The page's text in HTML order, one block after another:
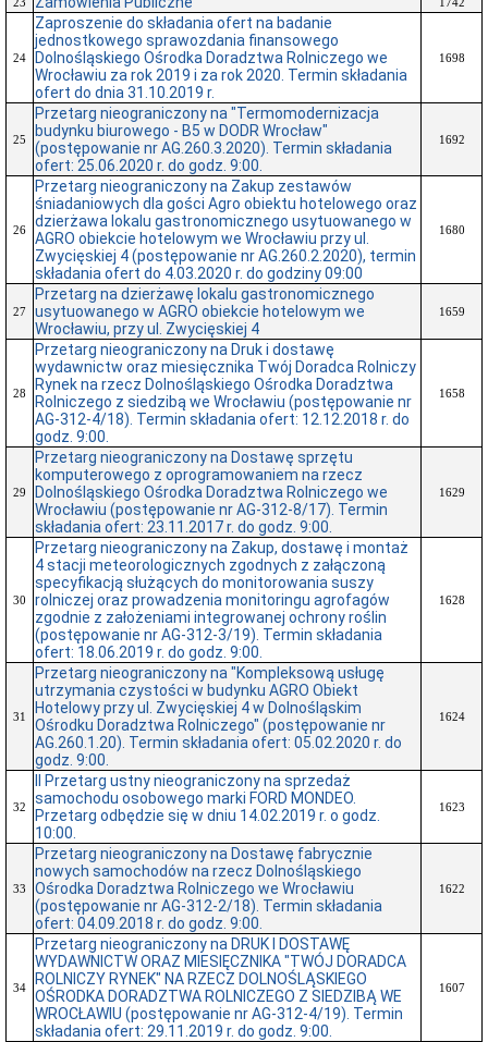
24
Zaproszenie do składania ofert na badanie
jednostkowego sprawozdania finansowego
Dolnośląskiego Ośrodka Doradztwa Rolniczego we
Wrocławiu za rok 2019 i za rok 2020. Termin składania
ofert do dnia 31.10.2019 r.
1698
25
Przetarg nieograniczony na "Termomodernizacja
budynku biurowego - B5 w DODR Wrocław"
(postępowanie nr AG.260.3.2020). Termin składania
ofert: 25.06.2020 r. do godz. 9:00.
1692
26
Przetarg nieograniczony na Zakup zestawów
śniadaniowych dla gości Agro obiektu hotelowego oraz
dzierżawa lokalu gastronomicznego usytuowanego w
AGRO obiekcie hotelowym we Wrocławiu przy ul.
Zwycięskiej 4 (postępowanie nr AG.260.2.2020), termin
składania ofert do 4.03.2020 r. do godziny 09:00
1680
27
Przetarg na dzierżawę lokalu gastronomicznego
usytuowanego w AGRO obiekcie hotelowym we
Wrocławiu, przy ul. Zwycięskiej 4
1659
28
Przetarg nieograniczony na Druk i dostawę
wydawnictw oraz miesięcznika Twój Doradca Rolniczy
Rynek na rzecz Dolnośląskiego Ośrodka Doradztwa
Rolniczego z siedzibą we Wrocławiu (postępowanie nr
AG-312-4/18). Termin składania ofert: 12.12.2018 r. do
godz. 9:00.
1658
29
Przetarg nieograniczony na Dostawę sprzętu
komputerowego z oprogramowaniem na rzecz
Dolnośląskiego Ośrodka Doradztwa Rolniczego we
Wrocławiu (postępowanie nr AG-312-8/17). Termin
składania ofert: 23.11.2017 r. do godz. 9:00.
1629
30
Przetarg nieograniczony na Zakup, dostawę i montaż
4 stacji meteorologicznych zgodnych z załączoną
specyfikacją służących do monitorowania suszy
rolniczej oraz prowadzenia monitoringu agrofagów
zgodnie z założeniami integrowanej ochrony roślin
(postępowanie nr AG-312-3/19). Termin składania
ofert: 18.06.2019 r. do godz. 9:00.
1628
31
Przetarg nieograniczony na "Kompleksową usługę
utrzymania czystości w budynku AGRO Obiekt
Hotelowy przy ul. Zwycięskiej 4 w Dolnośląskim
Ośrodku Doradztwa Rolniczego" (postępowanie nr
AG.260.1.20). Termin składania ofert: 05.02.2020 r. do
godz. 9:00.
1624
32
II Przetarg ustny nieograniczony na sprzedaż
samochodu osobowego marki FORD MONDEO.
Przetarg odbędzie się w dniu 14.02.2019 r. o godz.
10:00.
1623
33
Przetarg nieograniczony na Dostawę fabrycznie
nowych samochodów na rzecz Dolnośląskiego
Ośrodka Doradztwa Rolniczego we Wrocławiu
(postępowanie nr AG-312-2/18). Termin składania
ofert: 04.09.2018 r. do godz. 9:00.
1622
34
Przetarg nieograniczony na DRUK I DOSTAWĘ
WYDAWNICTW ORAZ MIESIĘCZNIKA "TWÓJ DORADCA
ROLNICZY RYNEK" NA RZECZ DOLNOŚLĄSKIEGO
OŚRODKA DORADZTWA ROLNICZEGO Z SIEDZIBĄ WE
WROCŁAWIU (postępowanie nr AG-312-4/19). Termin
składania ofert: 29.11.2019 r. do godz. 9:00.
1607